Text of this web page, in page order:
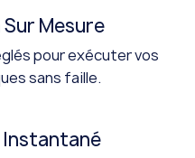
Mesure
pour exécuter vos
sans faille.